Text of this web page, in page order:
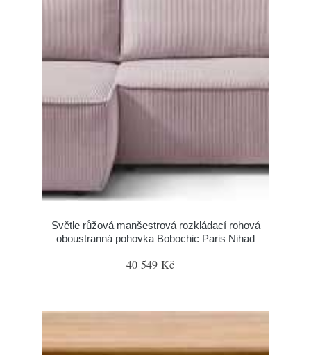
Světle růžová manšestrová rozkládací rohová
oboustranná pohovka Bobochic Paris Nihad
40 549 Kč